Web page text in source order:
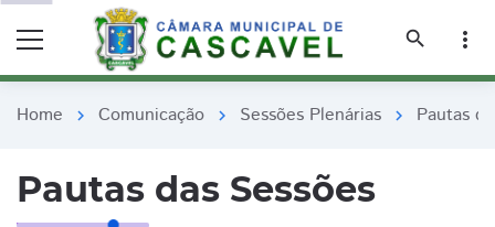
search
more_vert
Home chevron_right Comunicação chevron_right Sessões Plenárias chevron_right Pautas
Pautas das Sessões